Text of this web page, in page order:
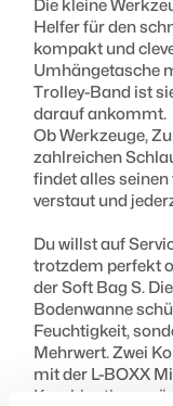
Gewicht :
1,59 kg
Die kleine
Helfer für den
kompakt und
Umhängetasche
Trolley-Band ist
darauf ankommt.
Ob Werkzeuge,
zahlreichen
findet alles
verstaut und
Du willst auf
trotzdem perfekt
der Soft Bag S.
Bodenwanne
Feuchtigkeit,
Mehrwert. Zwei
mit der L-BOXX